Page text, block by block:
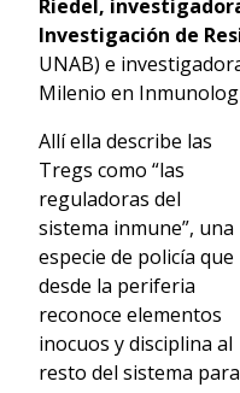
Riedel,
Investigación de
UNAB) e
Milenio en
Allí ella describe las
Tregs como “las
reguladoras del
sistema inmune”, una
especie de policía que
desde la periferia
reconoce elementos
inocuos y disciplina al
resto del sistema para